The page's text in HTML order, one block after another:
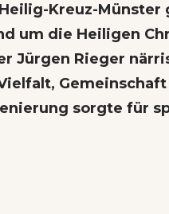
Kreuz-
um die Heiligen
Jürgen Rieger
sorgte für